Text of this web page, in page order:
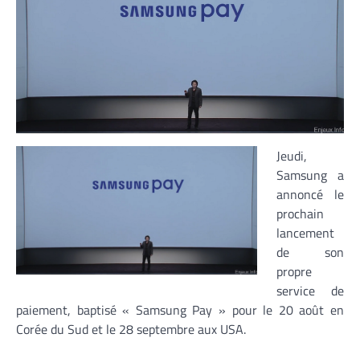
Jeudi,
Samsung a
annoncé le
prochain
lancement
de son
propre
service de
paiement, baptisé « Samsung Pay » pour le 20 août en
Corée du Sud et le 28 septembre aux USA.